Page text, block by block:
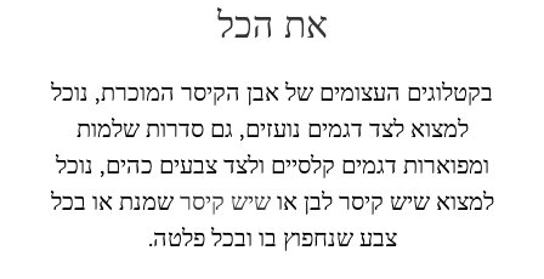
את הכל
בקטלוגים העצומים של אבן הקיסר המוכרת, נוכל
למצוא לצד דגמים נועזים, גם סדרות שלמות
ומפוארות דגמים קלסיים ולצד צבעים כהים, נוכל
למצוא שיש קיסר לבן אושיש קיסרשמנת או בכל
צבע שנחפוץ בו ובכל פלטה.